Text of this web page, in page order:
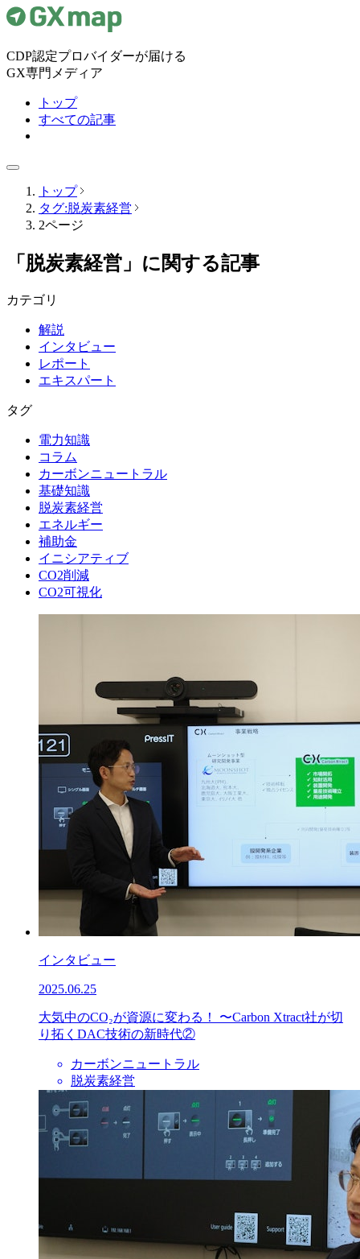
CDP認定プロバイダーが届ける
GX専門メディア
トップ
すべての記事
トップ
タグ:脱炭素経営
2ページ
「脱炭素経営」に関する記事
カテゴリ
解説
インタビュー
レポート
エキスパート
タグ
電力知識
コラム
カーボンニュートラル
基礎知識
脱炭素経営
エネルギー
補助金
イニシアティブ
CO2削減
CO2可視化
インタビュー
2025.06.25
大気中のCO₂が資源に変わる！ 〜Carbon Xtract社が切
り拓くDAC技術の新時代②
カーボンニュートラル
脱炭素経営